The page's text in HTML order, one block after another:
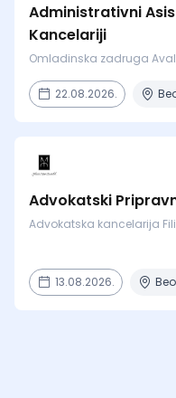
Administrativni
Kancelariji
Omladinska zadruga
22.08.2026.
Advokatski
Advokatska kancelarija
13.08.2026.